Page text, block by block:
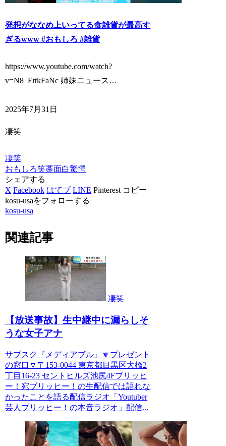
発想がななめ上いってる食雑貨が最高す
ぎるwww #おもしろ #雑貨
https://www.youtube.com/watch?
v=N8_EttkFaNc 姉妹ニュース…
2025年7月31日
凄笑
凄笑
おもしろ笑藁面白驚愕
シェアする
X Facebook はてブ LINE Pinterest コピー
kosu-usaをフォローする
kosu-usa
関連記事
凄笑
【放送事故】生中継中に漏らしそ
うな女子アナ
サブスク『メディアブル』🔽プレゼント
の窓口🔽〒153-0044 東京都目黒区大橋2
丁目16-23 セントヒルズ池尻4Fブリッヒ
ー！宛ブリッヒー！の生配信では語れな
かったことを語る配信ラジオ「Youtuber
芸人ブリッヒー！の本音ラジオ」配信...